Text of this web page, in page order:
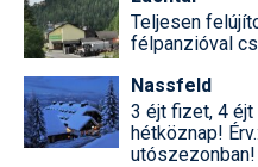
Teljesen
félpanzióval
Nassfeld
3 éjt fizet, 4
hétköznap!
utószezonban!